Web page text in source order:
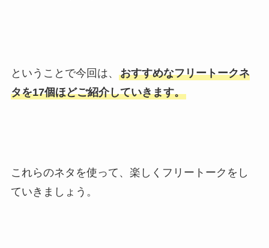
ということで今回は、 おすすめなフリートークネ
タを17個ほどご紹介していきます。
これらのネタを使って、楽しくフリートークをし
ていきましょう。